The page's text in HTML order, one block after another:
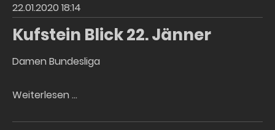
22.01.2020 18:14
Kufstein Blick 22. Jänner
Damen Bundesliga
Weiterlesen …
22.